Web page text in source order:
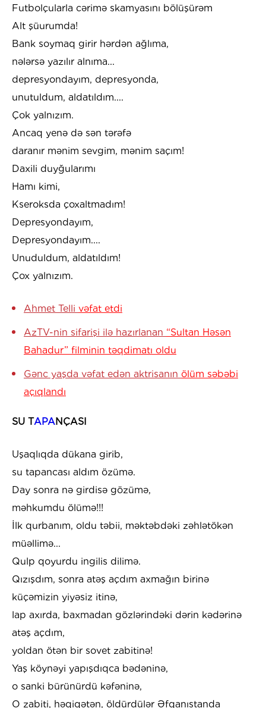
Futbolçularla cərimə skamyasını bölüşürəm
Alt şüurumda!
Bank soymaq girir hərdən ağlıma,
nələrsə yazılır alnıma...
depresyondayım, depresyonda,
unutuldum, aldatıldım....
Çok yalnızım.
Ancaq yenə də sən tərəfə
daranır mənim sevgim, mənim saçım!
Daxili duyğularımı
Hamı kimi,
Kseroksda çoxaltmadım!
Depresyondayım,
Depresyondayım....
Unuduldum, aldatıldım!
Çox yalnızım.
Ahmet Telli vəfat etdi
AzTV-nin sifarişi ilə hazırlanan “Sultan Həsən
Bahadur” filminin təqdimatı oldu
Gənc yaşda vəfat edən aktrisanın ölüm səbəbi
açıqlandı
SU TAPANÇASI
Uşaqlıqda dükana girib,
su tapancası aldım özümə.
Day sonra nə girdisə gözümə,
məhkumdu ölümə!!!
İlk qurbanım, oldu təbii, məktəbdəki zəhlətökən
müəllimə...
Qulp qoyurdu ingilis dilimə.
Qızışdım, sonra atəş açdım axmağın birinə
küçəmizin yiyəsiz itinə,
lap axırda, baxmadan gözlərindəki dərin kədərinə
atəş açdım,
yoldan ötən bir sovet zabitinə!
Yaş köynəyi yapışdıqca bədəninə,
o sanki bürünürdü kəfəninə,
O zabiti, həqiqətən, öldürdülər Əfqanıstanda